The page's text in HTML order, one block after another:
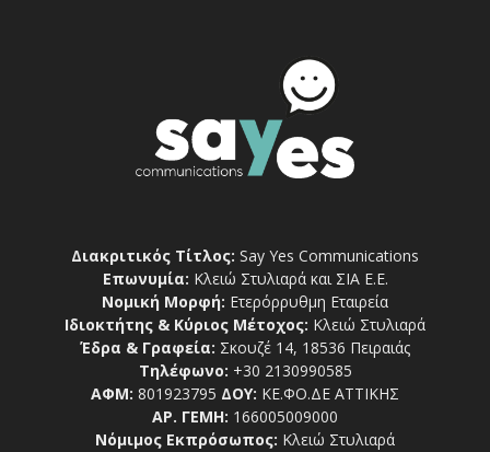
Διακριτικός Τίτλος: Say Yes Communications
Επωνυμία: Κλειώ Στυλιαρά και ΣΙΑ Ε.Ε.
Νομική Μορφή: Ετερόρρυθμη Εταιρεία
Ιδιοκτήτης & Κύριος Μέτοχος: Κλειώ Στυλιαρά
Έδρα & Γραφεία: Σκουζέ 14, 18536 Πειραιάς
Τηλέφωνο: +30 2130990585
ΑΦΜ: 801923795 ΔΟΥ: ΚΕ.ΦΟ.ΔΕ ΑΤΤΙΚΗΣ
ΑΡ. ΓΕΜΗ: 166005009000
Νόμιμος Εκπρόσωπος: Κλειώ Στυλιαρά